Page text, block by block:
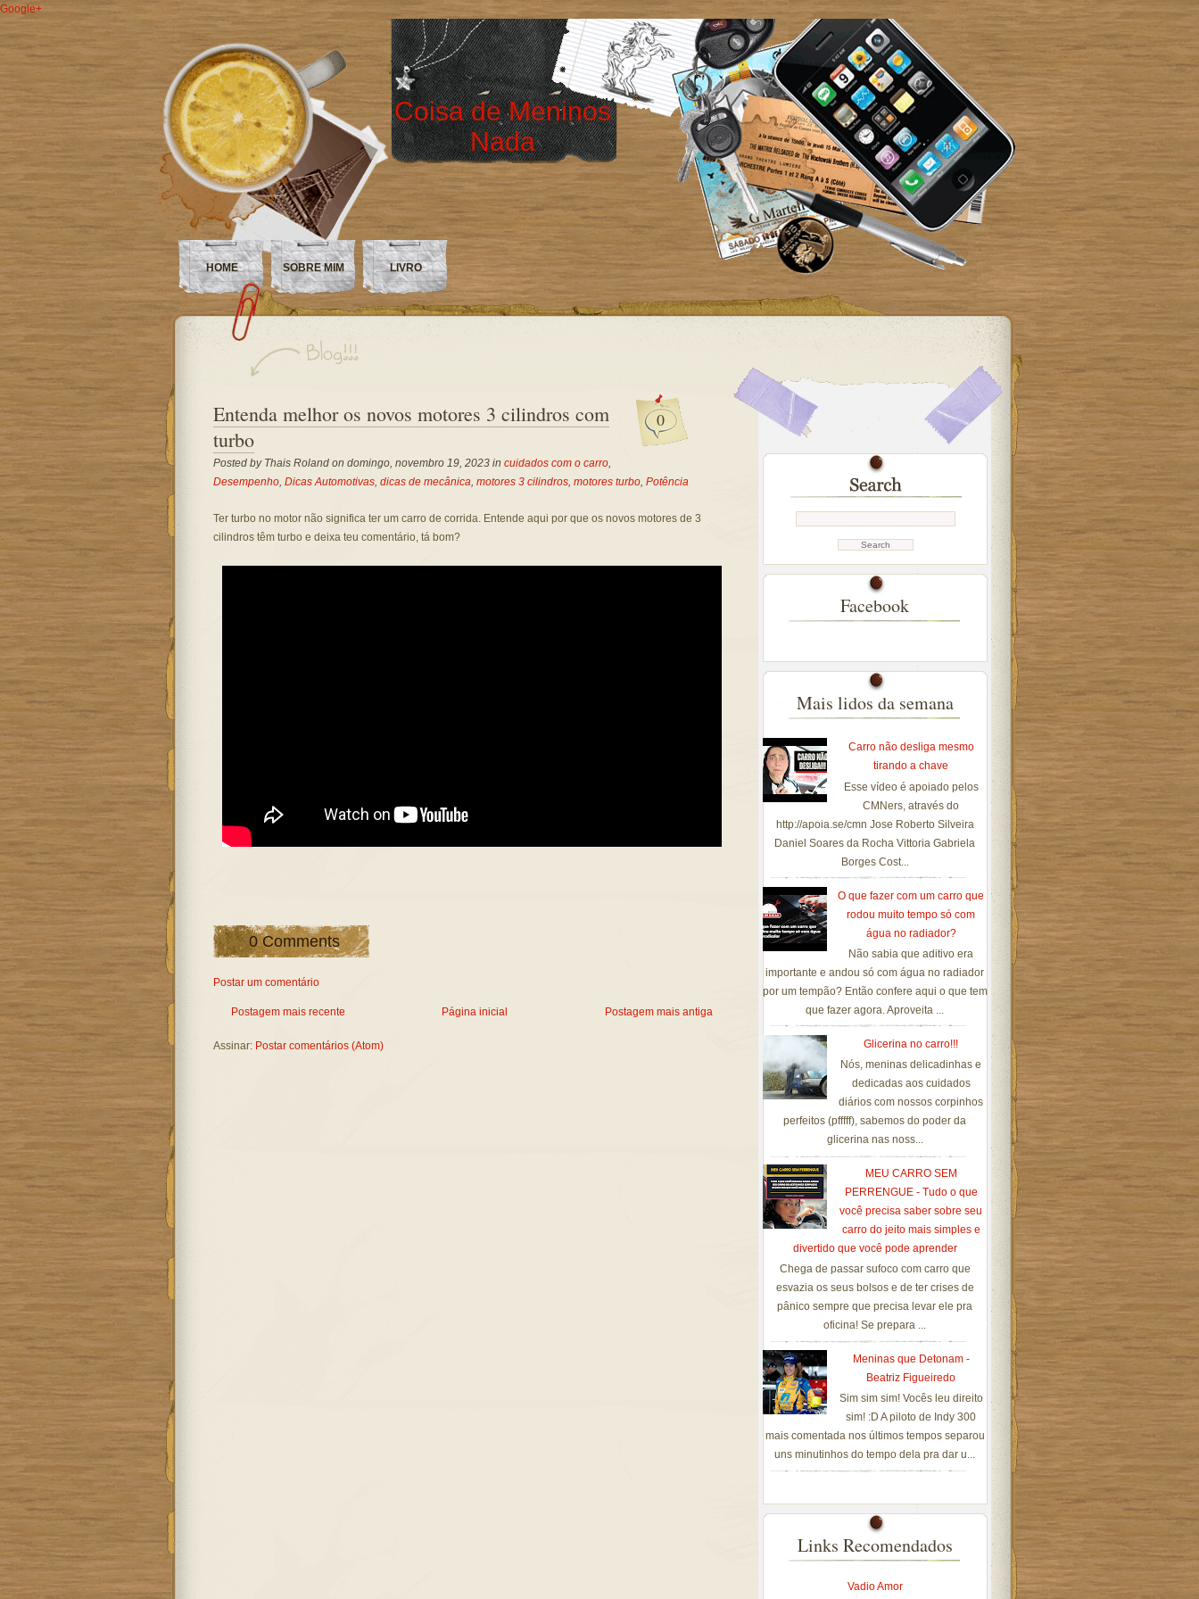
Google+
Coisa de Meninos
Nada
HOME SOBRE MIM LIVRO
0
Entenda melhor os novos motores 3 cilindros com
turbo
Posted by Thais Rolandon domingo, novembro 19, 2023 in cuidados com o carro,
Desempenho, Dicas Automotivas, dicas de mecânica, motores 3 cilindros, motores turbo, Potência
Ter turbo no motor não significa ter um carro de corrida. Entende aqui por que os novos motores de 3
cilindros têm turbo e deixa teu comentário, tá bom?
0 Comments
Postar um comentário
Postagem mais recente Postagem mais antiga
Página inicial
Assinar: Postar comentários (Atom)
Facebook
Mais lidos da semana
Carro não desliga mesmo
tirando a chave
Esse vídeo é apoiado pelos
CMNers, através do
http://apoia.se/cmn Jose Roberto Silveira
Daniel Soares da Rocha Vittoria Gabriela
Borges Cost...
O que fazer com um carro que
rodou muito tempo só com
água no radiador?
Não sabia que aditivo era
importante e andou só com água no radiador
por um tempão? Então confere aqui o que tem
que fazer agora. Aproveita ...
Glicerina no carro!!!
Nós, meninas delicadinhas e
dedicadas aos cuidados
diários com nossos corpinhos
perfeitos (pfffff), sabemos do poder da
glicerina nas noss...
MEU CARRO SEM
PERRENGUE - Tudo o que
você precisa saber sobre seu
carro do jeito mais simples e
divertido que você pode aprender
Chega de passar sufoco com carro que
esvazia os seus bolsos e de ter crises de
pânico sempre que precisa levar ele pra
oficina! Se prepara ...
Meninas que Detonam -
Beatriz Figueiredo
Sim sim sim! Vocês leu direito
sim! :D A piloto de Indy 300
mais comentada nos últimos tempos separou
uns minutinhos do tempo dela pra dar u...
Links Recomendados
Vadio Amor